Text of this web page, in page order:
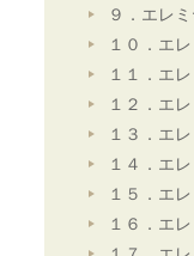
９．エレ
１０．エ
１１．エ
１２．エ
１３．エ
１４．エ
１５．エ
１６．エ